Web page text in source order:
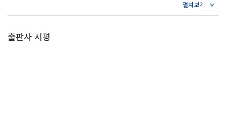
출판사 서평